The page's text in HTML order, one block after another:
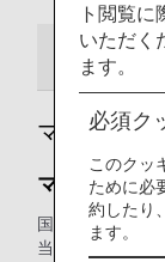
マイル登録
マイル登録
マイルの積
国際線フライト
当する予約クラ
ト閲覧
いただく
ます。
必須ク
このクッ
ために必
約したり
ます。